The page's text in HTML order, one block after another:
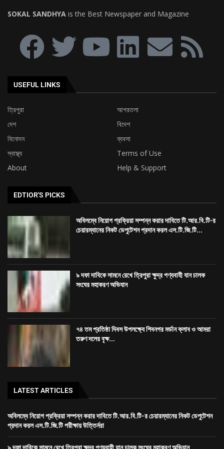
দেশ
বিদেশ
স্বাস্থ্য
Terms of Use
About
Help & Support
EDTIOR'S PICKS
অবিলম্বে নিয়োগ প্রক্রিয়া সম্পন্ন করার দাবিতে টি.আর.বি.টি-র
চেয়ারম্যানের নিকট ডেপুটেশন প্রদান করল এস.টি.জি.টি...
৯ দফা দাবিকে সামনে রেখে ত্রিপুরা ক্ষুদ্র পণ্যবাহী যান চালক
৭৪ তম প্রতিষ্ঠা দিবস উপলক্ষ্যে শিবনগর মর্ডান ক্লাব ও আমরা
তরুণ দলের বৃক্ষ...
LATEST ARTICLES
অবিলম্বে নিয়োগ প্রক্রিয়া সম্পন্ন করার দাবিতে টি.আর.বি.টি-র চেয়ারম্যানের নিকট ডেপুটেশন
৯ দফা দাবিকে সামনে রেখে ত্রিপুরা ক্ষুদ্র পণ্যবাহী যান চালক সংঘের মহাকরণ অভিযান
৭৪ তম প্রতিষ্ঠা দিবস উপলক্ষ্যে শিবনগর মর্ডান ক্লাব ও আমরা তরুণ দলের বৃক্ষ রোপণ কর্মসূচি
Dev-GORILLA TECH SOLUTION